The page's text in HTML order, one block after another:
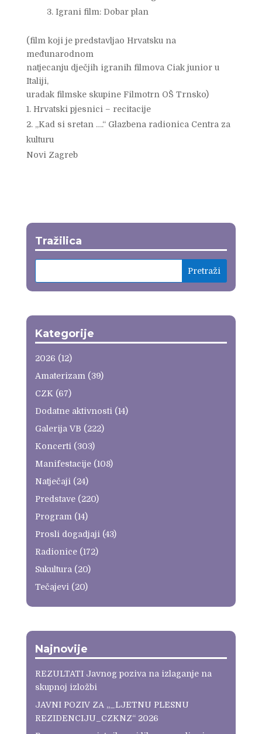
Igrani film: Dobar plan
(film koji je predstavljao Hrvatsku na
međunarodnom
natjecanju dječjih igranih filmova Ciak junior u
Italiji,
uradak filmske skupine Filmotrn OŠ Trnsko)
Hrvatski pjesnici – recitacije
„Kad si sretan ….“ Glazbena radionica Centra za
kulturu
Novi Zagreb
Tražilica
Kategorije
2026 (12)
Amaterizam (39)
CZK (67)
Dodatne aktivnosti (14)
Galerija VB (222)
Koncerti (303)
Manifestacije(108)
Natječaji (24)
Predstave(220)
Program (14)
Prosli dogadjaji (43)
Radionice(172)
Sukultura (20)
Tečajevi (20)
Najnovije
REZULTATI Javnog poziva na izlaganje na
skupnoj izložbi
JAVNI POZIV ZA „_LJETNU PLESNU
REZIDENCIJU_CZKNZ“ 2026